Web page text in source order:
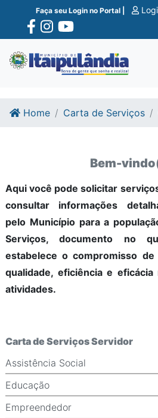
Ir para o conte�do
Ir para o fim do conte�do
Faça seu Login no Portal |
Home Carta de Serviços
Bem-
Aqui você pode solicitar
consultar informações
pelo Município para a
Serviços, documento no
estabelece o compromisso
qualidade, eficiência e
atividades.
Carta de Serviços Servidor
Assistência Social
Educação
Empreendedor